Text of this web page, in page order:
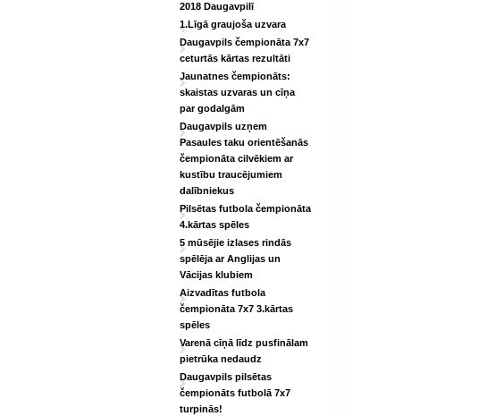
2018 Daugavpilī
1.Līgā graujoša uzvara
Daugavpils čempionāta 7x7
ceturtās kārtas rezultāti
Jaunatnes čempionāts:
skaistas uzvaras un cīņa
par godalgām
Daugavpils uzņem
Pasaules taku orientēšanās
čempionāta cilvēkiem ar
kustību traucējumiem
dalībniekus
Pilsētas futbola čempionāta
4.kārtas spēles
5 mūsējie izlases rindās
spēlēja ar Anglijas un
Vācijas klubiem
Aizvadītas futbola
čempionāta 7x7 3.kārtas
spēles
Varenā cīņā līdz pusfinālam
pietrūka nedaudz
Daugavpils pilsētas
čempionāts futbolā 7x7
turpinās!